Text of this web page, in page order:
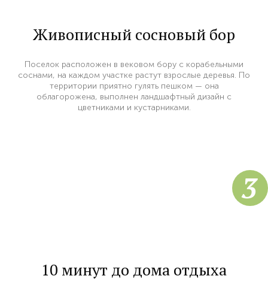
Живописный сосновый бор
Поселок расположен в вековом бору с корабельными
соснами, на каждом участке растут взрослые деревья. По
территории приятно гулять пешком — она
облагорожена, выполнен ландшафтный дизайн с
цветниками и кустарниками.
3
10 минут до дома отдыха